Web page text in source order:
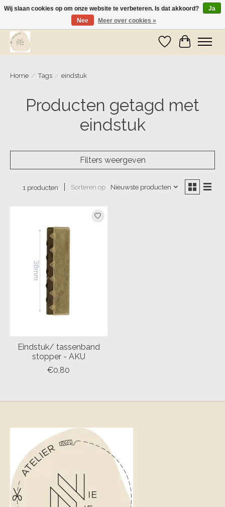
Wij zijn op vakantie! Vanaf zaterdag 9 mei worden er weer pakketjes verzonden
Verlanglijst
Home / Tags / eindstuk
Producten getagd met
eindstuk
Filters weergeven
1 producten Sorteren op Nieuwste producten
Eindstuk/ tassenband
stopper - AKU
€0,80
Wij slaan cookies op om onze website te verbeteren. Is dat akkoord?
Ja
Nee
Meer over cookies »